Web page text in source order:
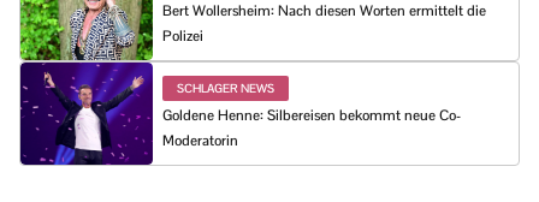
Bert Wollersheim: Nach diesen Worten ermittelt die
Polizei
SCHLAGER NEWS
Goldene Henne: Silbereisen bekommt neue Co-
Moderatorin